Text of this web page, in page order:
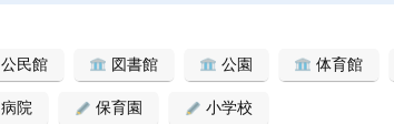
公民館 図書館 公園 体育館
病院 保育園 小学校